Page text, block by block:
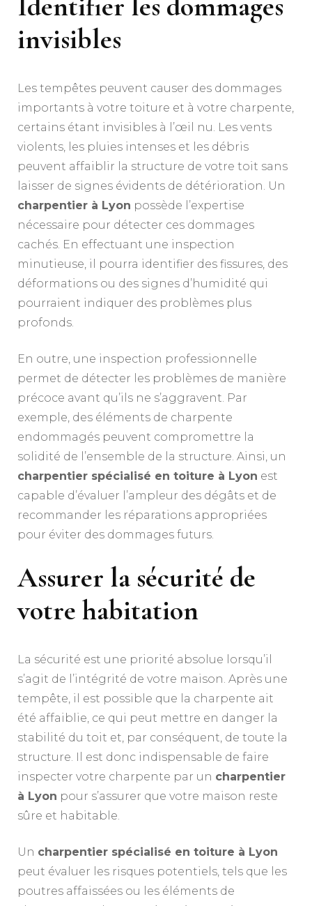
invisibles
Les tempêtes peuvent causer des dommages
importants à votre toiture et à votre charpente,
certains étant invisibles à l’œil nu. Les vents
violents, les pluies intenses et les débris
peuvent affaiblir la structure de votre toit sans
laisser de signes évidents de détérioration. Un
charpentier à Lyon possède l’expertise
nécessaire pour détecter ces dommages
cachés. En effectuant une inspection
minutieuse, il pourra identifier des fissures, des
déformations ou des signes d’humidité qui
pourraient indiquer des problèmes plus
profonds.
En outre, une inspection professionnelle
permet de détecter les problèmes de manière
précoce avant qu’ils ne s’aggravent. Par
exemple, des éléments de charpente
endommagés peuvent compromettre la
solidité de l’ensemble de la structure. Ainsi, un
charpentier spécialisé en toiture à Lyon est
capable d’évaluer l’ampleur des dégâts et de
recommander les réparations appropriées
pour éviter des dommages futurs.
Assurer la sécurité de
votre habitation
La sécurité est une priorité absolue lorsqu’il
s’agit de l’intégrité de votre maison. Après une
tempête, il est possible que la charpente ait
été affaiblie, ce qui peut mettre en danger la
stabilité du toit et, par conséquent, de toute la
structure. Il est donc indispensable de faire
inspecter votre charpente par un charpentier
à Lyon pour s’assurer que votre maison reste
sûre et habitable.
Un charpentier spécialisé en toiture à Lyon
peut évaluer les risques potentiels, tels que les
poutres affaissées ou les éléments de